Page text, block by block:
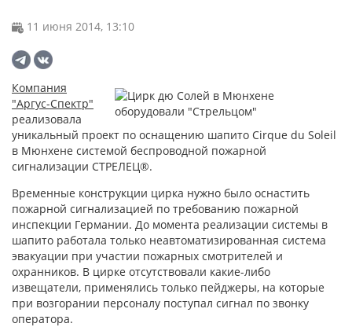
11 июня 2014, 13:10
Компания
"Аргус-Спектр"
реализовала
уникальный проект по оснащению шапито Cirque du Soleil
в Мюнхене системой беспроводной пожарной
сигнализации СТРЕЛЕЦ®.
Временные конструкции цирка нужно было оснастить
пожарной сигнализацией по требованию пожарной
инспекции Германии. До момента реализации системы в
шапито работала только неавтоматизированная система
эвакуации при участии пожарных смотрителей и
охранников. В цирке отсутствовали какие-либо
извещатели, применялись только пейджеры, на которые
при возгорании персоналу поступал сигнал по звонку
оператора.